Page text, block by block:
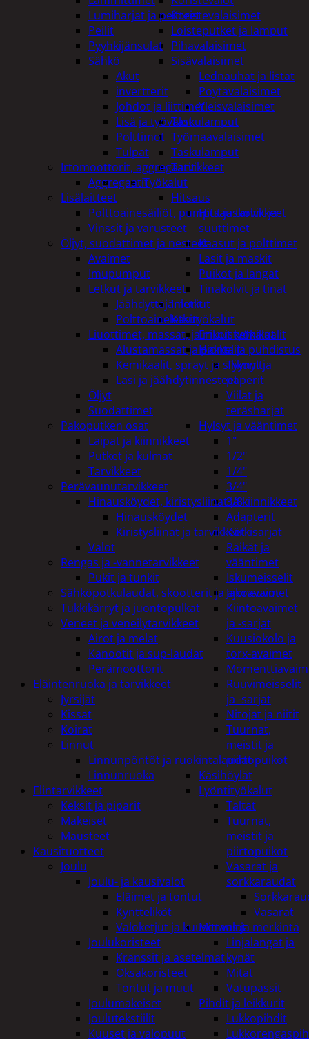
Koristevalaisimet
Loisteputket ja lamput
Pihavalaisimet
Sisävalaisimet
Lednauhat ja listat
Pöytävalaisimet
Yleisvalaisimet
Taskulamput
Työmaavalaisimet
Taskulamput
Tarvikkeet
Työkalut
Hitsaus
Hitsauskolvit ja
suuttimet
Kaasut ja polttimet
Lasit ja maskit
Puikot ja langat
Tinakolvit ja tinat
Imurit
Käsityökalut
Erikoistyökalut
Hionta ja puhdistus
Tyynyt ja
paperit
Viilat ja
teräsharjat
Hylsyt ja vääntimet
1"
1/2"
1/4"
3/4"
3/8
Adapterit
Kärkisarjat
Räikät ja
vääntimet
Iskumeisselit
Jakoavaimet
Kiintoavaimet
ja -sarjat
Kuusiokolo ja
torx-avaimet
Ruuvimeisselit
ja -sarjat
Nitojat ja niitit
Tuurnat,
meistit ja
piirtopuikot
Käsihöylät
Lyöntityökalut
Taltat
Tuurnat,
meistit ja
piirtopuikot
Vasarat ja
sorkkaraudat
Vasarat
Mittaus ja merkintä
Linjalangat ja
kynät
Mitat
Vatupassit
Pihdit ja leikkurit
Lukkopihdit
Lumiharjat ja peitteet
Peilit
Pyyhkijänsulat
Sähkö
Akut
invertterit
Johdot ja liittimet
Lisä ja työvalot
Polttimot
Tulpat
Irtomoottorit, aggregaatit
Aggregaatit
Lisälaitteet
Polttoainesäiliöt, pumput ja tarvikkeet
Vinssit ja varusteet
Öljyt, suodattimet ja nesteet
Avaimet
Imupumput
Letkut ja tarvikkeet
Jäähdyttäjänletkut
Polttoaineletkut
Liuottimet, massat, ja muut kemikaalit
Alustamassat ja pakkelit
Kemikaalit, sprayt ja silikonit
Lasi ja jäähdytinnesteet
Öljyt
Suodattimet
Pakoputken osat
Laipat ja kiinnikkeet
Putket ja kulmat
Tarvikkeet
Perävaunutarvikkeet
Hinausköydet, kiristysliinat ja kiinnikkeet
Hinausköydet
Kiristysliinat ja tarvikkeet
Valot
Rengas ja -vannetarvikkeet
Pukit ja tunkit
Sähköpotkulaudat, skootterit ja ajoneuvot
Tukkikärryt ja juontopulkat
Veneet ja veneilytarvikkeet
Airot ja melat
Kanootit ja sup-laudat
Perämoottorit
Eläintenruoka ja tarvikkeet
Jyrsijät
Kissat
Koirat
Linnut
Linnunpöntöt ja ruokintalaudat
Linnunruoka
Elintarvikkeet
Keksit ja piparit
Makeiset
Mausteet
Kausituotteet
Joulu
Joulu- ja kausivalot
Eläimet ja tontut
Kyntteliköt
Valoketjut ja kuusenvalot
Joulukoristeet
Kranssit ja asetelmat
Oksakoristeet
Tontut ja muut
Joulumakeiset
Joulutekstiilit
Kuuset ja valopuut